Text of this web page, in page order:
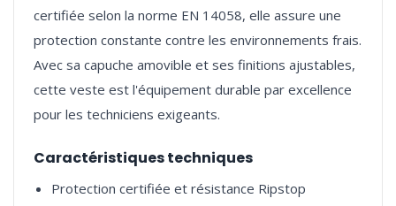
certifiée selon la norme EN 14058, elle assure une
protection constante contre les environnements frais.
Avec sa capuche amovible et ses finitions ajustables,
cette veste est l'équipement durable par excellence
Caractéristiques techniques
Protection certifiée et résistance Ripstop